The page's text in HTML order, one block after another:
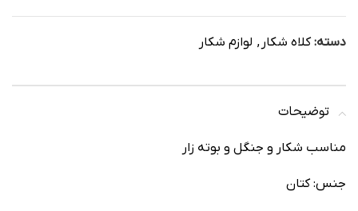
دسته: کلاه شکار , لوازم شکار
توضیحات
مناسب شکار و جنگل و بوته زار
جنس: کتان